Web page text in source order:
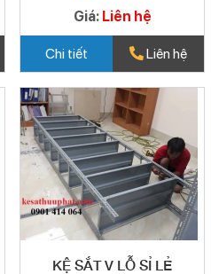
Giá: Liên hệ
Chi tiết Liên hệ
KỆ SẮT V LỖ SỈ LẺ